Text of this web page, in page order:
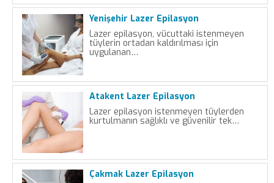
Yenişehir Lazer Epilasyon
Lazer epilasyon, vücuttaki istenmeyen
tüylerin ortadan kaldırılması için
uygulanan…
Atakent Lazer Epilasyon
Lazer epilasyon istenmeyen tüylerden
kurtulmanın sağlıklı ve güvenilir tek…
Çakmak Lazer Epilasyon